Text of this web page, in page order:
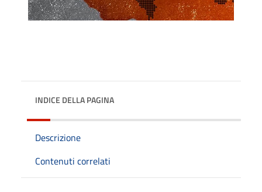
INDICE DELLA PAGINA
Descrizione
Contenuti correlati